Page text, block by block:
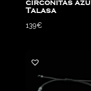
circonitas
Talasa
139€